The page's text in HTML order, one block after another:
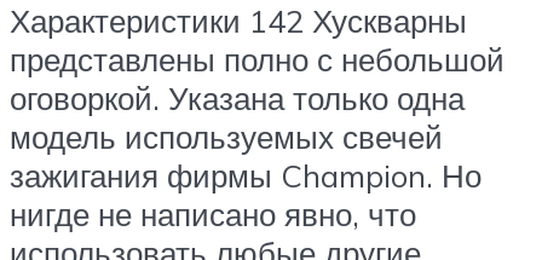
Характеристики 142 Хускварны
представлены полно с небольшой
оговоркой. Указана только одна
модель используемых свечей
зажигания фирмы Champion. Но
нигде не написано явно, что